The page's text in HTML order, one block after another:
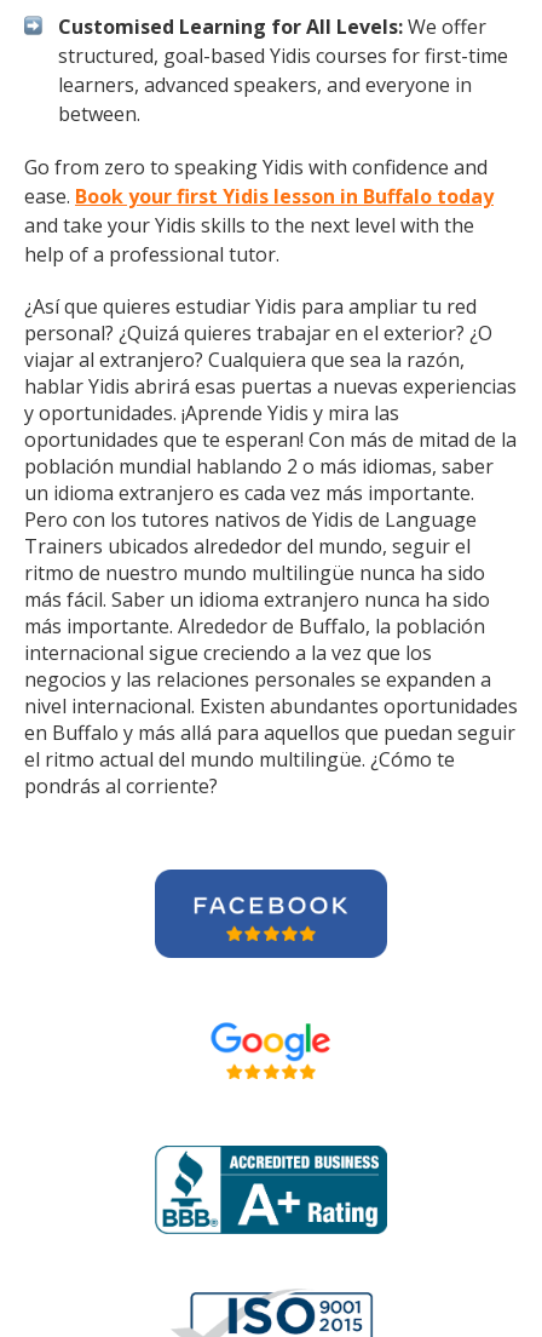
Customised Learning for All Levels:We offer
structured, goal-based Yidis courses for first-time
learners, advanced speakers, and everyone in
between.
Go from zero to speaking Yidis with confidence and
ease. Book your first Yidis lesson in Buffalo today
and take your Yidis skills to the next level with the
help of a professional tutor.
¿Así que quieres estudiar Yidis para ampliar tu red
personal? ¿Quizá quieres trabajar en el exterior? ¿O
viajar al extranjero? Cualquiera que sea la razón,
hablar Yidis abrirá esas puertas a nuevas experiencias
y oportunidades. ¡Aprende Yidis y mira las
oportunidades que te esperan! Con más de mitad de la
población mundial hablando 2 o más idiomas, saber
un idioma extranjero es cada vez más importante.
Pero con los tutores nativos de Yidis de Language
Trainers ubicados alrededor del mundo, seguir el
ritmo de nuestro mundo multilingüe nunca ha sido
más fácil. Saber un idioma extranjero nunca ha sido
más importante. Alrededor de Buffalo, la población
internacional sigue creciendo a la vez que los
negocios y las relaciones personales se expanden a
nivel internacional. Existen abundantes oportunidades
en Buffalo y más allá para aquellos que puedan seguir
el ritmo actual del mundo multilingüe. ¿Cómo te
pondrás al corriente?